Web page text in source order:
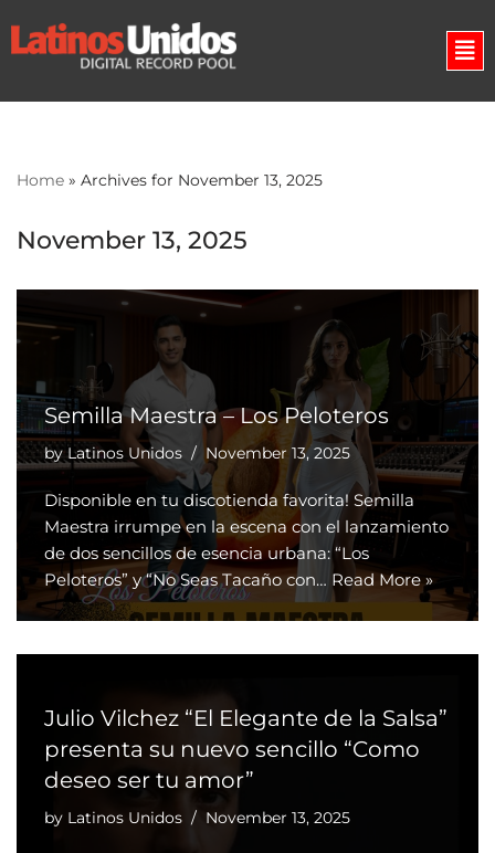
Skip
Home » Archives for November 13, 2025
November 13, 2025
Semilla Maestra – Los Peloteros
byLatinos Unidos November 13, 2025
Disponible en tu discotienda favorita! Semilla
Maestra irrumpe en la escena con el lanzamiento
de dos sencillos de esencia urbana: “Los
Peloteros” y “No Seas Tacaño con… Read More »
Julio Vilchez “El Elegante de la Salsa”
presenta su nuevo sencillo “Como
deseo ser tu amor”
by Latinos Unidos November 13, 2025